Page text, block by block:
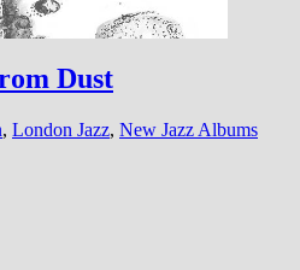
Dust
, London Jazz, New Jazz Albums